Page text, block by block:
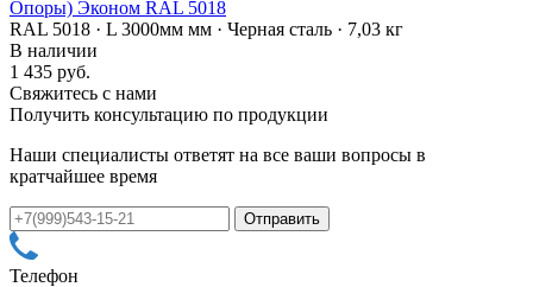
Опоры) Эконом RAL 5018
RAL 5018 · L 3000мм мм · Черная сталь · 7,03 кг
В наличии
1 435 руб.
Свяжитесь с нами
Получить консультацию по продукции
Наши специалисты ответят на все ваши вопросы в
кратчайшее время
Телефон